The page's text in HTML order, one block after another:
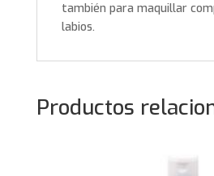
también para maquillar
labios.
Productos